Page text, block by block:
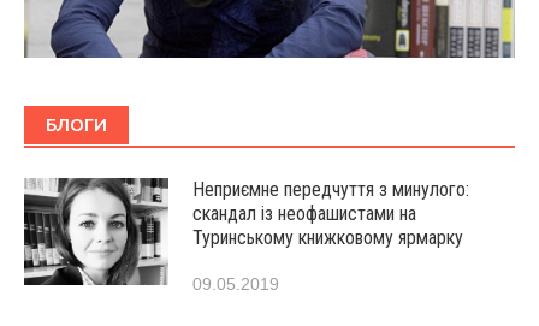
БЛОГИ
Неприємне передчуття з минулого:
скандал із неофашистами на
Туринському книжковому ярмарку
09.05.2019